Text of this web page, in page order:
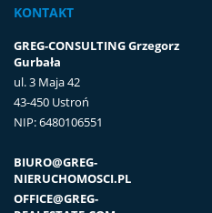
KONTAKT
GREG-CONSULTING Grzegorz
Gurbała
ul. 3 Maja 42
43-450 Ustroń
NIP: 6480106551
BIURO@GREG-
NIERUCHOMOSCI.PL
OFFICE@GREG-